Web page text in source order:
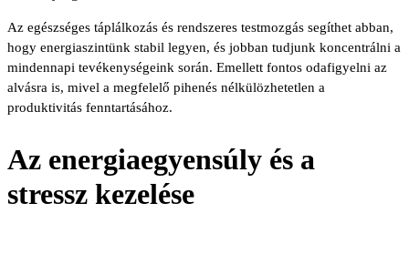
Az egészséges táplálkozás és rendszeres testmozgás segíthet abban,
hogy energiaszintünk stabil legyen, és jobban tudjunk koncentrálni a
mindennapi tevékenységeink során. Emellett fontos odafigyelni az
alvásra is, mivel a megfelelő pihenés nélkülözhetetlen a
produktivitás fenntartásához.
Az energiaegyensúly és a
stressz kezelése